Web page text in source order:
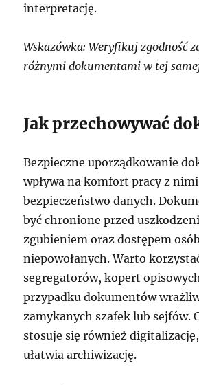
interpretację.
Wskazówka: Weryfikuj zgodność
różnymi dokumentami w tej
Jak przechowywać
Bezpieczne uporządkowanie
wpływa na komfort pracy z
bezpieczeństwo danych.
być chronione przed
zgubieniem oraz dostępem osób
niepowołanych. Warto
segregatorów, kopert
przypadku dokumentów
zamykanych szafek lub sejfów.
stosuje się również
ułatwia archiwizację.